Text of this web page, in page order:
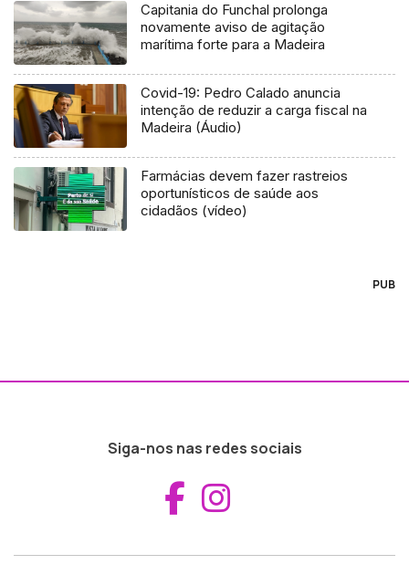
Capitania do Funchal prolonga
novamente aviso de agitação
marítima forte para a Madeira
Covid-19: Pedro Calado anuncia
intenção de reduzir a carga fiscal na
Madeira (Áudio)
Farmácias devem fazer rastreios
oportunísticos de saúde aos
cidadãos (vídeo)
PUB
Siga-nos nas redes sociais
Aceder ao